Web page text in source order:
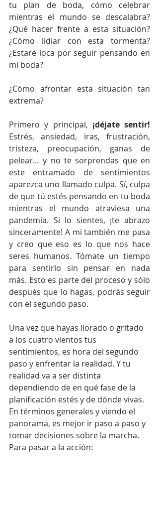
tu plan de boda, cómo celebrar
mientras el mundo se descalabra?
¿Qué hacer frente a esta situación?
¿Cómo lidiar con esta tormenta?
¿Estaré loca por seguir pensando en
mi boda?
¿Cómo afrontar esta situación tan
extrema?
Primero y principal, ¡déjate sentir!
Estrés, ansiedad, iras, frustración,
tristeza, preocupación, ganas de
pelear… y no te sorprendas que en
este entramado de sentimientos
aparezca uno llamado culpa. Sí, culpa
de que tú estés pensando en tu boda
mientras el mundo atraviesa una
pandemia. Si lo sientes, ¡te abrazo
sinceramente! A mi también me pasa
y creo que eso es lo que nos hace
seres humanos. Tómate un tiempo
para sentirlo sin pensar en nada
más. Esto es parte del proceso y sólo
después que lo hagas, podrás seguir
con el segundo paso.
Una vez que hayas llorado o gritado
a los cuatro vientos tus
sentimientos, es hora del segundo
paso y enfrentar la realidad. Y tu
realidad va a ser distinta
dependiendo de en qué fase de la
planificación estés y de dónde vivas.
En términos generales y viendo el
panorama, es mejor ir paso a paso y
tomar decisiones sobre la marcha.
Para pasar a la acción: